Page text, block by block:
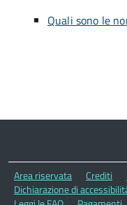
Quali sono le
Area riservata Crediti
Dichiarazione di